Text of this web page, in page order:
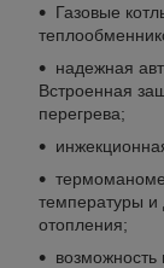
Газовые
надежная
Встроенная
перегрева;
температуры и
отопления;
возможность